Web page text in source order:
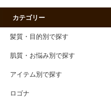
カテゴリー
髪質・目的別で探す
肌質・お悩み別で探す
アイテム別で探す
ロゴナ